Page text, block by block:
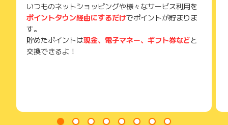
いつものネットショッピングや様々なサービス利用を
ポイントタウン経由にするだけでポイントが貯まりま
す。
貯めたポイントは現金、電子マネー、ギフト券などと
交換できるよ！